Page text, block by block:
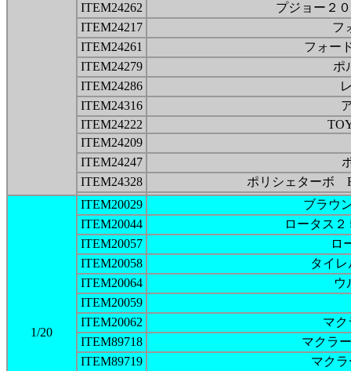
ITEM24262
プジョー２
ITEM24217
フ
ITEM24261
フォー
ITEM24279
ポ
ITEM24286
ITEM24316
ITEM24222
ITEM24209
ITEM24247
ITEM24328
ポリシェターボ
1/20
ITEM20029
ブラウ
ITEM20044
ロータス
ITEM20057
ロ
ITEM20058
タイ
ITEM20064
ITEM20059
ITEM20062
マ
ITEM89718
マクラ
ITEM89719
マク